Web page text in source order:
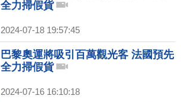
全力掃假貨
2024-07-18 19:57:45
巴黎奧運將吸引百萬觀光客 法國預先
全力掃假貨
2024-07-16 16:10:18